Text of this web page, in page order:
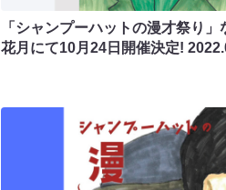
「シャンプーハットの漫才祭り
花月にて10月24日開催決定!